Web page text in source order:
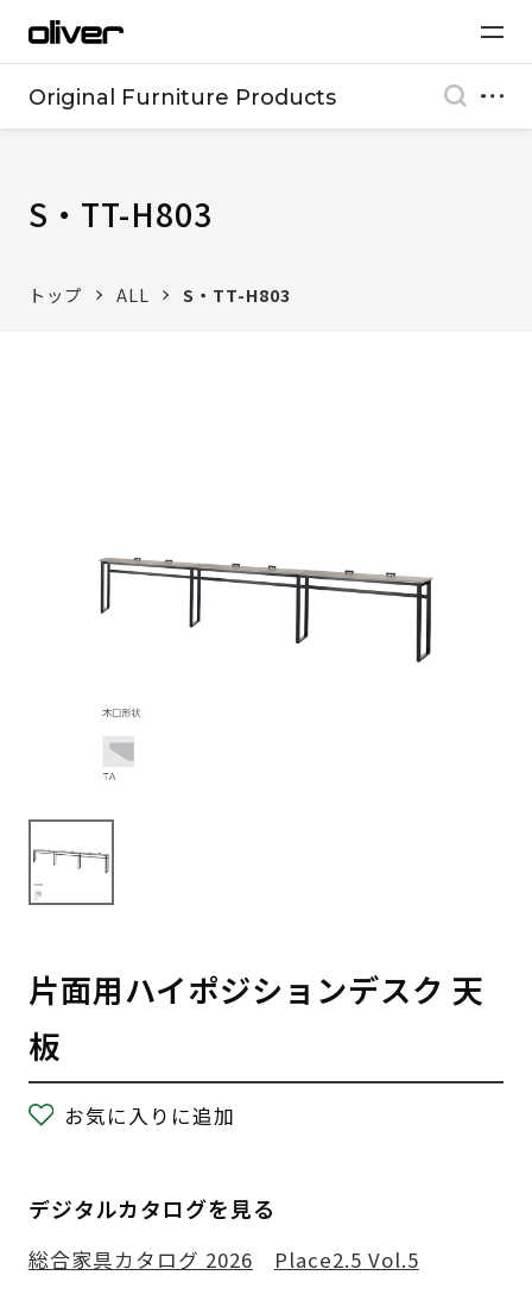
Original Furniture Products
S・TT-H803
トップ ALL S・TT-H803
片面用ハイポジションデスク 天
板
お気に入りに追加
デジタルカタログを見る
総合家具カタログ 2026 Place2.5 Vol.5